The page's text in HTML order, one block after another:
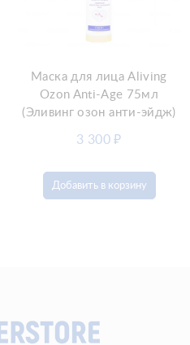
Добавить в корзину
Маска для лица Aliving
Ozon Anti-Age 75мл
(Эливинг озон анти-эйдж)
3 300₽